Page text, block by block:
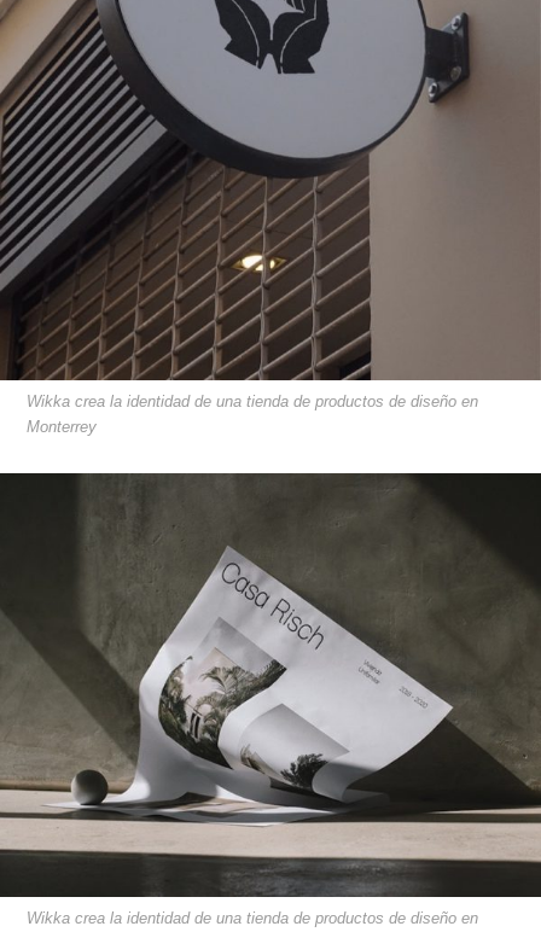
Wikka crea la identidad de una tienda de productos de diseño en
Monterrey
Wikka crea la identidad de una tienda de productos de diseño en